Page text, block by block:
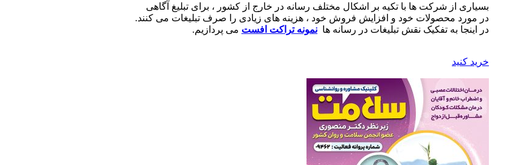
بسیاری از شرکت ها با تکیه بر اشکال مختلف رسانه در خارج از کشور ، برای تبلیغ آگاهی
در مورد محصولات خود و افزایش فروش خود ، هزینه های زیادی را صرف تبلیغات می کنند.
در اینجا به تفکیک نقش تبلیغات در رسانه ها نمونه تراکت افست می پردازیم.
خرید کنید